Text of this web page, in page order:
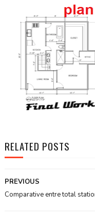
RELATED POSTS
PREVIOUS
Comparative entre total